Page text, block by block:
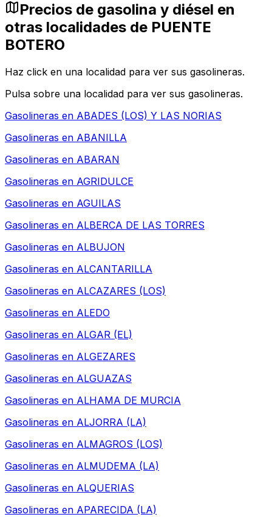
Precios de gasolina y diésel en
otras localidades de PUENTE
BOTERO
Haz click en una localidad para ver sus gasolineras.
Pulsa sobre una localidad para ver sus gasolineras.
Gasolineras en ABADES (LOS) Y LAS NORIAS
Gasolineras en ABANILLA
Gasolineras en ABARAN
Gasolineras en AGRIDULCE
Gasolineras en AGUILAS
Gasolineras en ALBERCA DE LAS TORRES
Gasolineras en ALBUJON
Gasolineras en ALCANTARILLA
Gasolineras en ALCAZARES (LOS)
Gasolineras en ALEDO
Gasolineras en ALGAR (EL)
Gasolineras en ALGEZARES
Gasolineras en ALGUAZAS
Gasolineras en ALHAMA DE MURCIA
Gasolineras en ALJORRA (LA)
Gasolineras en ALMAGROS (LOS)
Gasolineras en ALMUDEMA (LA)
Gasolineras en ALQUERIAS
Gasolineras en APARECIDA (LA)